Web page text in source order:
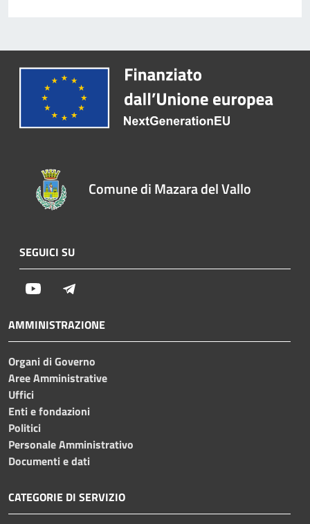
Comune di Mazara del Vallo
SEGUICI SU
Youtube
AMMINISTRAZIONE
Organi di Governo
Aree Amministrative
Uffici
Enti e fondazioni
Politici
Personale Amministrativo
Documenti e dati
CATEGORIE DI SERVIZIO